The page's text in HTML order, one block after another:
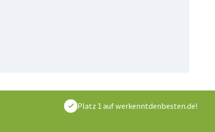
Platz 1 auf werkenntdenbesten.de!